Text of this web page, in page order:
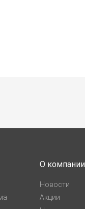
О компании
Новости
Акции